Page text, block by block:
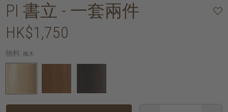
PI 書立 - 一套兩件
HK$1,750
物料: 楓木